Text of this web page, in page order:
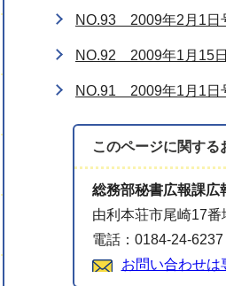
NO.93 2009年2月1日
NO.92 2009年1月15
NO.91 2009年1月1日
このページに関する
総務部秘書広報課広
由利本荘市尾崎17番
電話：0184-24-
お問い合わせは